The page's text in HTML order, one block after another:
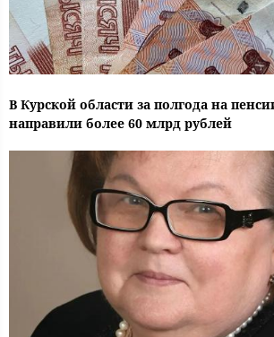
В Курской области за полгода на
направили более 60 млрд рублей